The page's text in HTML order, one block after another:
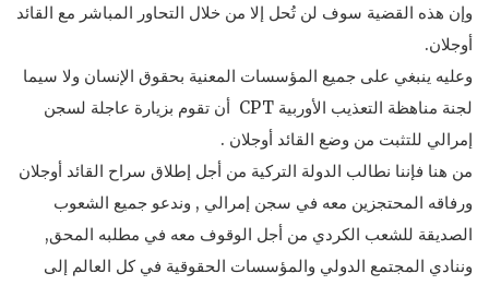
وإن هذه القضية سوف لن تُحل إلا من خلال التحاور المباشر مع القائد
أوجلان.
وعليه ينبغي على جميع المؤسسات المعنية بحقوق الإنسان ولا سيما
لجنة مناهظة التعذيب الأوربية CPT أن تقوم بزيارة عاجلة لسجن
إمرالي للتثبت من وضع القائد أوجلان .
من هنا فإننا نطالب الدولة التركية من أجل إطلاق سراح القائد أوجلان
ورفاقه المحتجزين معه في سجن إمرالي , وندعو جميع الشعوب
الصديقة للشعب الكردي من أجل الوقوف معه في مطلبه المحق,
وننادي المجتمع الدولي والمؤسسات الحقوقية في كل العالم إلى